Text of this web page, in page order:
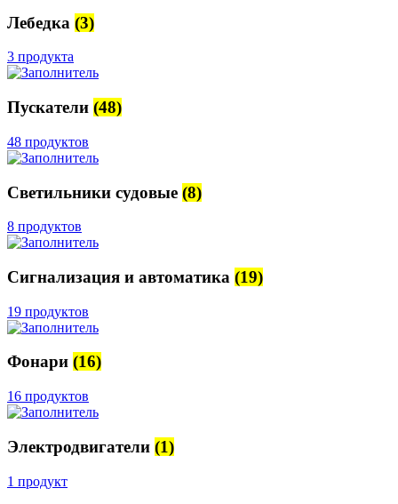
Лебедка (3)
3 продукта
Пускатели (48)
48 продуктов
Светильники судовые (8)
8 продуктов
Сигнализация и автоматика (19)
19 продуктов
Фонари (16)
16 продуктов
Электродвигатели (1)
1 продукт